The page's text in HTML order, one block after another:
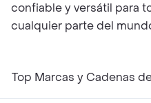
confiable y versátil para
cualquier parte del
Top Marcas y Cadenas